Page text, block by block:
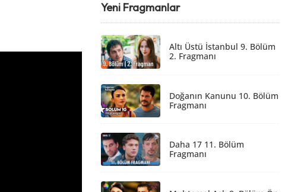
Yeni Fragmanlar
Altı Üstü İstanbul 9. Bölüm
2. Fragmanı
Doğanın Kanunu 10. Bölüm
Fragmanı
Daha 17 11. Bölüm
Fragmanı